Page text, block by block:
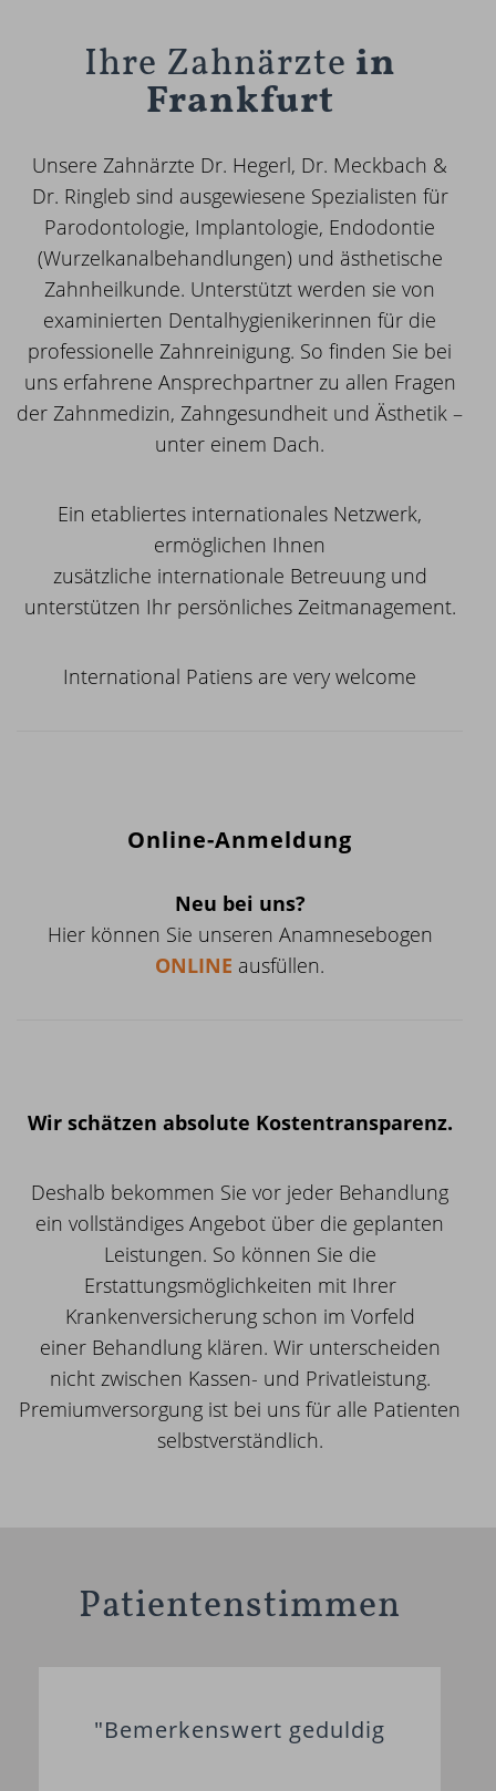
Ihre Zahnärzte­ in
Frankfurt
Unsere Zahnärzte Dr. Hegerl, Dr. Meckbach &
Dr. Ringleb sind ausgewiesene Spezialisten für
Parodontologie, Implantologie, Endodontie
(Wurzelkanalbehandlungen) und ästhetische
Zahnheilkunde. Unterstützt werden sie von
examinierten Dentalhygienikerinnen für die
professionelle Zahnreinigung. So finden Sie bei
uns erfahrene Ansprechpartner zu allen Fragen
der Zahnmedizin, Zahngesundheit und Ästhetik –
unter einem Dach.
Ein etabliertes internationales Netzwerk,
ermöglichen Ihnen
zusätzliche internationale Betreuung und
unterstützen Ihr persönliches Zeitmanagement.
International Patiens are very welcome
Online-Anmeldung
Neu bei uns?
Hier können Sie unseren Anamnesebogen
ONLINE ausfüllen.
Wir schätzen absolute Kostentransparenz.
Deshalb bekommen Sie vor jeder Behandlung
ein vollständiges Angebot über die geplanten
Leistungen. So können Sie die
Erstattungsmöglichkeiten mit Ihrer
Krankenversicherung schon im Vorfeld
einer Behandlung klären. Wir unterscheiden
nicht zwischen Kassen- und Privatleistung.
Premiumversorgung ist bei uns für alle Patienten
selbstverständlich.
Patientenstimmen
"Bemerkenswert geduldig